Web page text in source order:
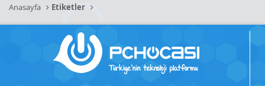
Anasayfa Etiketler